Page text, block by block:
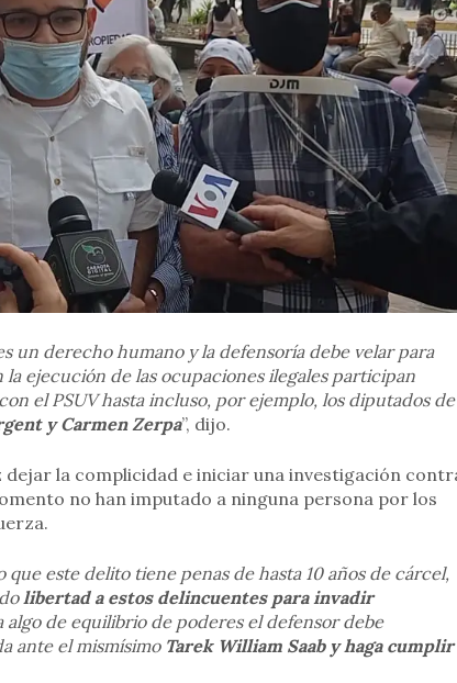
un derecho humano y la defensoría debe velar para
ejecución de las ocupaciones ilegales participan
el PSUV hasta incluso, por ejemplo, los diputados de
y Carmen Zerpa”, dijo.
dejar la complicidad e iniciar una investigación
no han imputado a ninguna persona por los
que este delito tiene penas de hasta 10 años de cárcel,
libertad a estos delincuentes para invadir
algo de equilibrio de poderes el defensor debe
ante el mismísimo Tarek William Saab y haga cumplir